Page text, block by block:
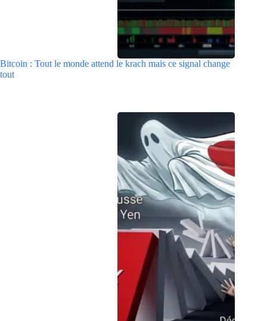
Bitcoin : Tout le monde attend le krach mais ce signal change
tout